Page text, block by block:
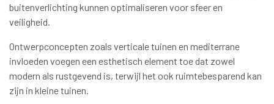
buitenverlichting kunnen optimaliseren voor sfeer en
veiligheid.
Ontwerpconcepten zoals verticale tuinen en mediterrane
invloeden voegen een esthetisch element toe dat zowel
modern als rustgevend is, terwijl het ook ruimtebesparend kan
zijn in kleine tuinen.